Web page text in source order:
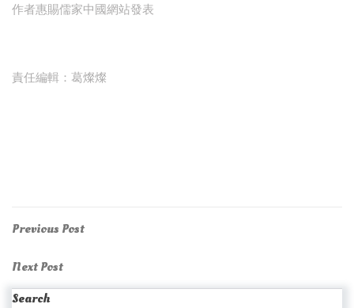
作者惠賜儒家中國網站發表
責任編輯：葛燦燦
Post
navigation
Previous
Previous Post
Next
Post
Next Post
Search